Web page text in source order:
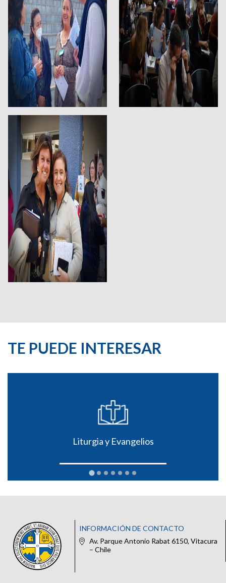
TE PUEDE INTERESAR
Liturgia y Evangelios
INFORMACIÓN DE CONTACTO
Av. Parque Antonio Rabat 6150, Vitacura
– Chile